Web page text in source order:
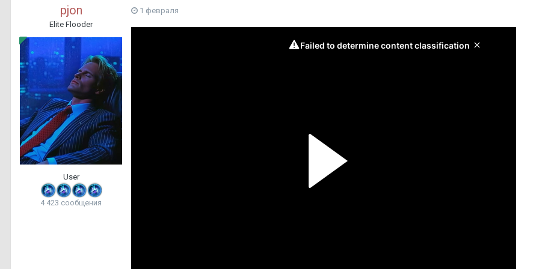
pjon
Elite Flooder
User
4 423 сообщения
1 февраля